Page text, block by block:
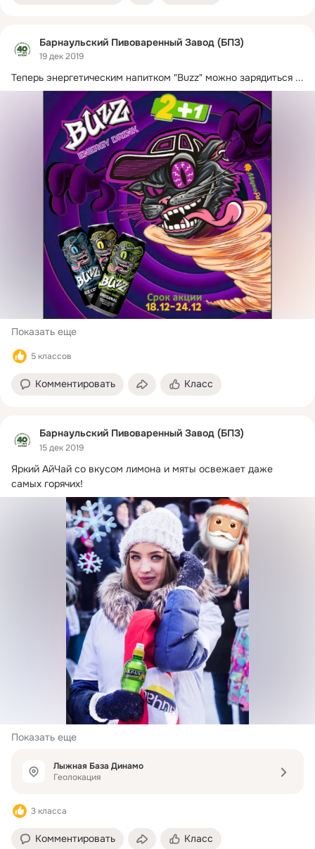
Барнаульский Пивоваренный Завод (БПЗ)
19 дек 2019
Теперь энергетическим напитком "Buzz" можно зарядиться ...
Показать еще
5 классов
Комментировать Класс
Барнаульский Пивоваренный Завод (БПЗ)
15 дек 2019
Яркий АйЧай со вкусом лимона и мяты освежает даже
самых горячих!
Показать еще
Лыжная База Динамо
Геолокация
3 класса
Комментировать Класс